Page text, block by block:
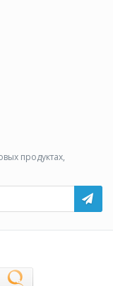
продуктах,